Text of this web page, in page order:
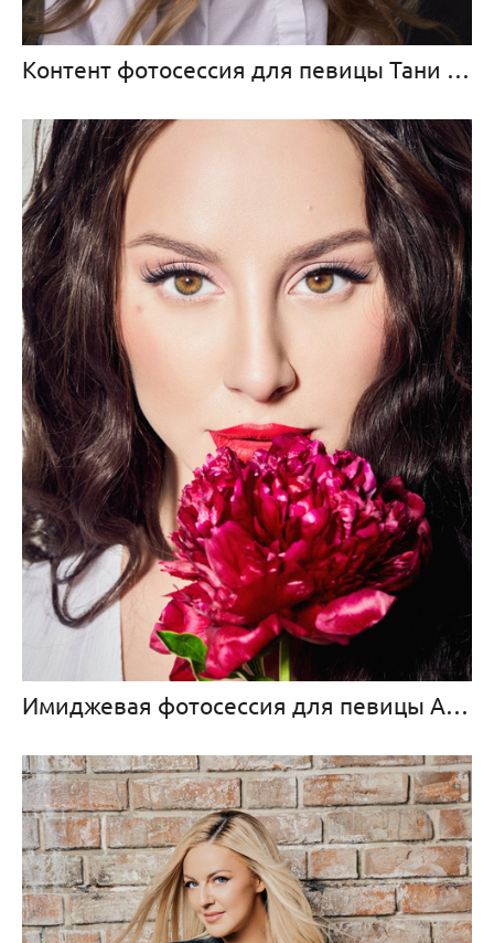
Контент фотосессия для певицы Тани Меженцевой
Имиджевая фотосессия для певицы Анны Асти